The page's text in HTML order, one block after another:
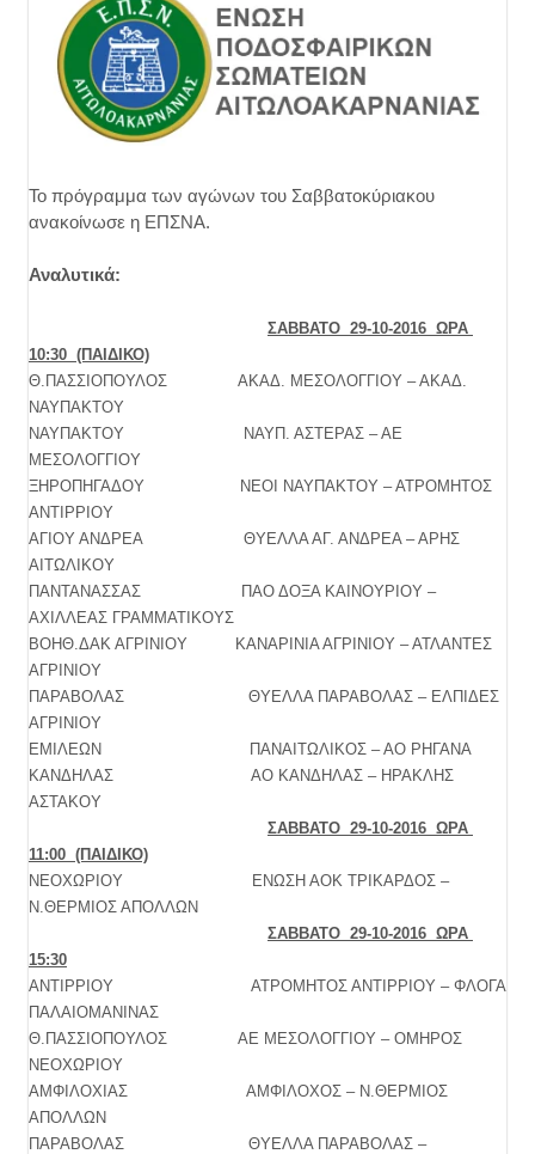
Το πρόγραμμα των αγώνων του Σαββατοκύριακου
ανακοίνωσε η ΕΠΣΝΑ.
Αναλυτικά:
ΣΑΒΒΑΤΟ 29-10-2016 ΩΡΑ
10:30 (ΠΑΙΔΙΚΟ)
Θ.ΠΑΣΣΙΟΠΟΥΛΟΣ ΑΚΑΔ. ΜΕΣΟΛΟΓΓΙΟΥ – ΑΚΑΔ.
ΝΑΥΠΑΚΤΟΥ
ΝΑΥΠΑΚΤΟΥ ΝΑΥΠ. ΑΣΤΕΡΑΣ – ΑΕ
ΜΕΣΟΛΟΓΓΙΟΥ
ΞΗΡΟΠΗΓΑΔΟΥ ΝΕΟΙ ΝΑΥΠΑΚΤΟΥ – ΑΤΡΟΜΗΤΟΣ
ΑΝΤΙΡΡΙΟΥ
ΑΓΙΟΥ ΑΝΔΡΕΑ ΘΥΕΛΛΑ ΑΓ. ΑΝΔΡΕΑ – ΑΡΗΣ
ΑΙΤΩΛΙΚΟΥ
ΠΑΝΤΑΝΑΣΣΑΣ ΠΑΟ ΔΟΞΑ ΚΑΙΝΟΥΡΙΟΥ –
ΑΧΙΛΛΕΑΣ ΓΡΑΜΜΑΤΙΚΟΥΣ
ΒΟΗΘ.ΔΑΚ ΑΓΡΙΝΙΟΥ ΚΑΝΑΡΙΝΙΑ ΑΓΡΙΝΙΟΥ – ΑΤΛΑΝΤΕΣ
ΑΓΡΙΝΙΟΥ
ΠΑΡΑΒΟΛΑΣ ΘΥΕΛΛΑ ΠΑΡΑΒΟΛΑΣ – ΕΛΠΙΔΕΣ
ΑΓΡΙΝΙΟΥ
ΕΜΙΛΕΩΝ ΠΑΝΑΙΤΩΛΙΚΟΣ – ΑΟ ΡΗΓΑΝΑ
ΚΑΝΔΗΛΑΣ ΑΟ ΚΑΝΔΗΛΑΣ – ΗΡΑΚΛΗΣ
ΑΣΤΑΚΟΥ
ΣΑΒΒΑΤΟ 29-10-2016 ΩΡΑ
11:00 (ΠΑΙΔΙΚΟ)
ΝΕΟΧΩΡΙΟΥ ΕΝΩΣΗ ΑΟΚ ΤΡΙΚΑΡΔΟΣ –
Ν.ΘΕΡΜΙΟΣ ΑΠΟΛΛΩΝ
ΣΑΒΒΑΤΟ 29-10-2016 ΩΡΑ
15:30
ΑΝΤΙΡΡΙΟΥ ΑΤΡΟΜΗΤΟΣ ΑΝΤΙΡΡΙΟΥ – ΦΛΟΓΑ
ΠΑΛΑΙΟΜΑΝΙΝΑΣ
Θ.ΠΑΣΣΙΟΠΟΥΛΟΣ ΑΕ ΜΕΣΟΛΟΓΓΙΟΥ – ΟΜΗΡΟΣ
ΝΕΟΧΩΡΙΟΥ
ΑΜΦΙΛΟΧΙΑΣ ΑΜΦΙΛΟΧΟΣ – Ν.ΘΕΡΜΙΟΣ
ΑΠΟΛΛΩΝ
ΠΑΡΑΒΟΛΑΣ ΘΥΕΛΛΑ ΠΑΡΑΒΟΛΑΣ –